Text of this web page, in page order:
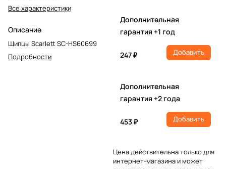
Все характеристики
Описание
Щипцы Scarlett SC-HS60699
Подробности
Дополнительная
гарантия +1 год
247 ₽ Добавить
Дополнительная
гарантия +2 года
453 ₽ Добавить
Цена действительна только для
интернет-магазина и может